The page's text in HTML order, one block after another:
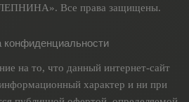
Все права защищены.
конфиденциальности
на то, что данный интернет-сайт
характер и ни при